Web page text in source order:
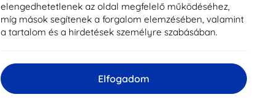
elengedhetetlenek az oldal megfelelő működéséhez,
míg mások segítenek a forgalom elemzésében, valamint
a tartalom és a hirdetések személyre szabásában.
Elfogadom